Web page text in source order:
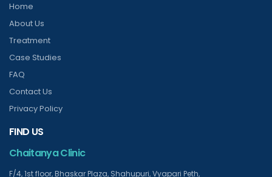
Home
About Us
Treatment
Case Studies
FAQ
Contact Us
Privacy Policy
FIND US
Chaitanya Clinic
F/4, 1st floor, Bhaskar Plaza, Shahupuri, Vyapari Peth,